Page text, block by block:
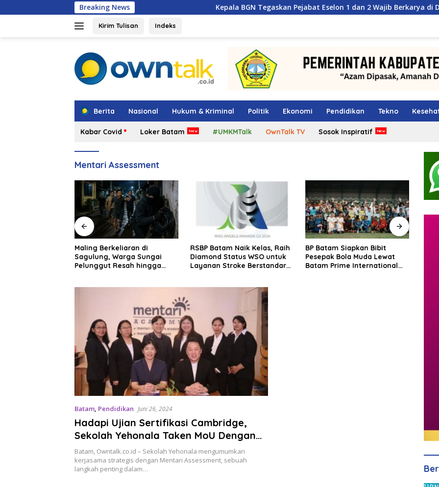
ke
Breaking News Kepala BGN Tegaskan Pejabat Eselon 1 dan 2 Wajib Berkarya di Daerah, Bukan
Kirim Tulisan Indeks
Berita Nasional Hukum & Kriminal Politik Ekonomi Pendidikan Tekno
Kabar Covid Loker Batam #UMKMTalk OwnTalk TV Sosok Inspiratif
Mentari Assessment
Maling Berkeliaran di
Sagulung, Warga Sungai
Pelunggut Resah hingga
RSBP Batam Naik Kelas, Raih
Diamond Status WSO untuk
Layanan Stroke Berstandar
BP Batam Siapkan Bibit
Pesepak Bola Muda Lewat
Batam Prime International
Batam, Pendidikan Juni 26, 2024
Hadapi Ujian Sertifikasi Cambridge,
Sekolah Yehonala Taken MoU Dengan
Mentari Assessment
Batam, Owntalk.co.id – Sekolah Yehonala mengumumkan
kerjasama strategis dengan Mentari Assessment, sebuah
langkah penting dalam…